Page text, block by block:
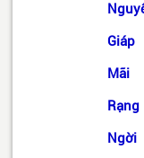
Giáp
Mãi
Rạng
Ngời